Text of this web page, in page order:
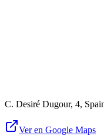
C. Desiré Dugour, 4,
Ver en Google Maps